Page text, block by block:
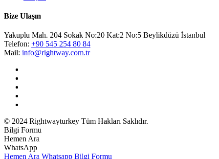
Bize Ulaşın
Yakuplu Mah. 204 Sokak No:20 Kat:2 No:5 Beylikdüzü İstanbul
Telefon: +90 545 254 80 84
Mail: info@rightway.com.tr
© 2024 Rightwayturkey Tüm Hakları Saklıdır.
Bilgi Formu
Hemen Ara
WhatsApp
Hemen Ara Whatsapp Bilgi Formu